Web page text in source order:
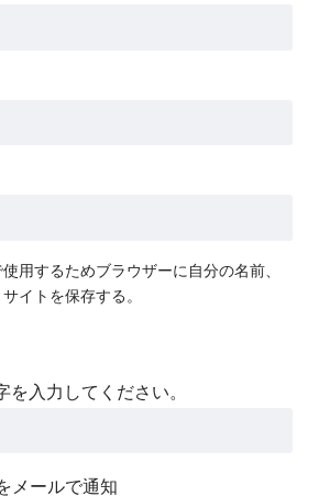
用するためブラウザーに自分の名前、
イトを保存する。
を入力してください。
メールで通知